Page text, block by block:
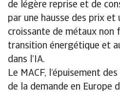
de légère reprise et de
par une hausse des prix et
croissante de métaux non
transition énergétique et
dans l’IA.
Le MACF, l’épuisement
de la demande en Europe